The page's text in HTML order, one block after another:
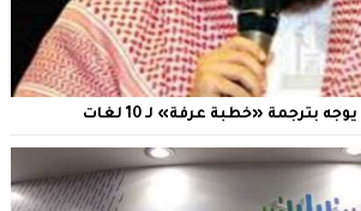
بترجمة «خطبة عرفة» لـ 10 لغات